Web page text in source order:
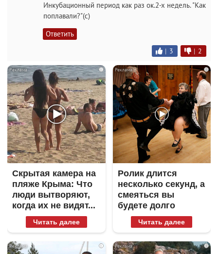
Инкубационный период как раз ок.2-х недель. "Как
поплавали?"(с)
Ответить
| 3 | 2
i
Скрытая камера на
пляже Крыма: Что
люди вытворяют,
когда их не видят...
Читать далее
i
Ролик длится
несколько секунд, а
смеяться вы
будете долго
Читать далее
i i